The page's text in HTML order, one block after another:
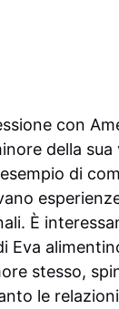
con
della
di
È
Eva
stesso,
le